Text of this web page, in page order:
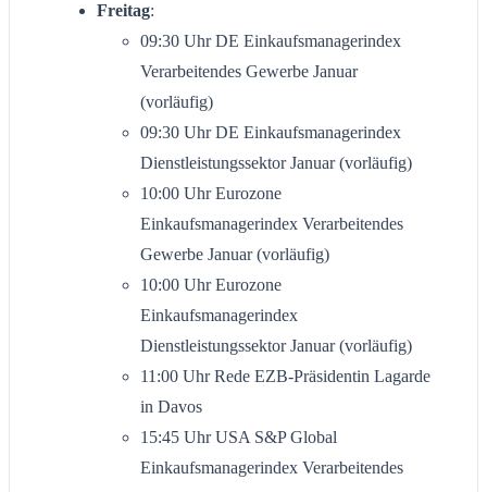
Freitag:
09:30 Uhr DE Einkaufsmanagerindex
Verarbeitendes Gewerbe Januar
(vorläufig)
09:30 Uhr DE Einkaufsmanagerindex
Dienstleistungssektor Januar (vorläufig)
10:00 Uhr Eurozone
Einkaufsmanagerindex Verarbeitendes
Gewerbe Januar (vorläufig)
10:00 Uhr Eurozone
Einkaufsmanagerindex
Dienstleistungssektor Januar (vorläufig)
11:00 Uhr Rede EZB-Präsidentin Lagarde
in Davos
15:45 Uhr USA S&P Global
Einkaufsmanagerindex Verarbeitendes